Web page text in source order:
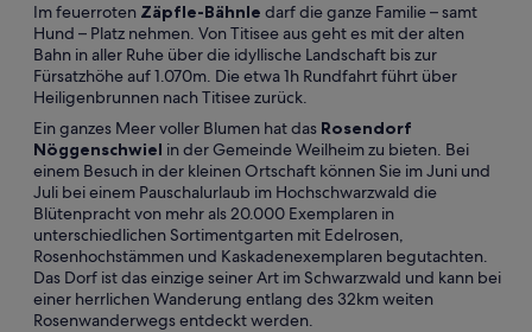
Im feuerroten Zäpfle-Bähnle darf die ganze Familie – samt
Hund – Platz nehmen. Von Titisee aus geht es mit der alten
Bahn in aller Ruhe über die idyllische Landschaft bis zur
Fürsatzhöhe auf 1.070m. Die etwa 1h Rundfahrt führt über
Heiligenbrunnen nach Titisee zurück.
Ein ganzes Meer voller Blumen hat das Rosendorf
Nöggenschwiel in der Gemeinde Weilheim zu bieten. Bei
einem Besuch in der kleinen Ortschaft können Sie im Juni und
Juli bei einem Pauschalurlaub im Hochschwarzwald die
Blütenpracht von mehr als 20.000 Exemplaren in
unterschiedlichen Sortimentgarten mit Edelrosen,
Rosenhochstämmen und Kaskadenexemplaren begutachten.
Das Dorf ist das einzige seiner Art im Schwarzwald und kann bei
einer herrlichen Wanderung entlang des 32km weiten
Rosenwanderwegs entdeckt werden.